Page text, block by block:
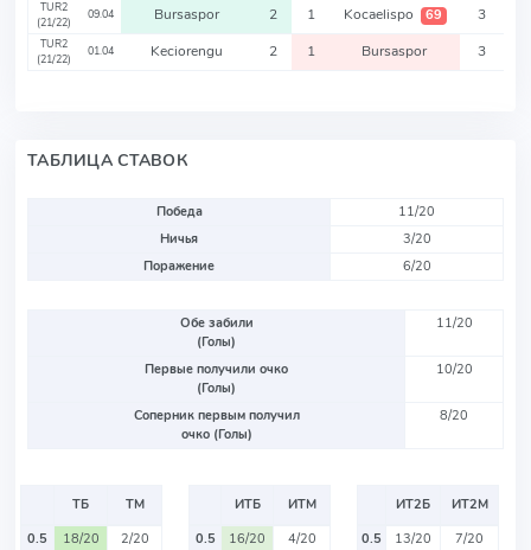
TUR2
(21/22)
09.04 Bursaspor 2 1 Kocaelispo 69 3
TUR2
(21/22)
01.04 Keciorengu 2 1 Bursaspor 3
ТАБЛИЦА СТАВОК
Победа
11/20
Ничья
3/20
Поражение
6/20
Обе забили
(Голы)
11/20
Первые получили очко
(Голы)
10/20
Соперник первым получил
очко (Голы)
8/20
ТБ
ТМ
0.5
18/20
2/20
ИТБ
ИТМ
0.5
16/20
4/20
ИТ2Б
ИТ2М
0.5
13/20
7/20